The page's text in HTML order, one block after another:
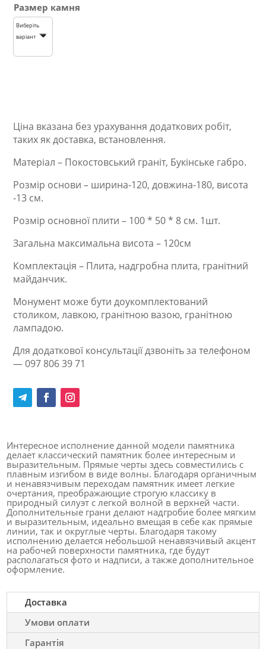
Размер камня
Виберіть
варіант
Ціна вказана без урахування додаткових робіт,
таких як доставка, встановлення.
Матеріал – Покостовський граніт, Букінське габро.
Розмір основи – ширина-120, довжина-180, висота
-13 см.
Розмір основної плити – 100 * 50 * 8 см. 1шт.
Загальна максимальна висота – 120см
Комплектація – Плита, надгробна плита, гранітний
майданчик.
Монумент може бути доукомплектований
столиком, лавкою, гранітною вазою, гранітною
лампадою.
Для додаткової консультації дзвоніть за телефоном
— 097 806 39 71
Интересное исполнение данной модели памятника
делает классический памятник более интересным и
выразительным. Прямые черты здесь совместились с
плавным изгибом в виде волны. Благодаря органичным
и ненавязчивым переходам памятник имеет легкие
очертания, преображающие строгую классику в
природный силуэт с легкой волной в верхней части.
Дополнительные грани делают надгробие более мягким
и выразительным, идеально вмещая в себе как прямые
линии, так и округлые черты. Благодаря такому
исполнению делается небольшой ненавязчивый акцент
на рабочей поверхности памятника, где будут
располагаться фото и надписи, а также дополнительное
оформление.
Доставка
Умови оплати
Гарантія